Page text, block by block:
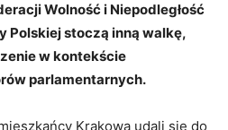
Wolność i Niepodległość
Polskiej stoczą inną walkę,
w kontekście
parlamentarnych.
Krakowa udali się do